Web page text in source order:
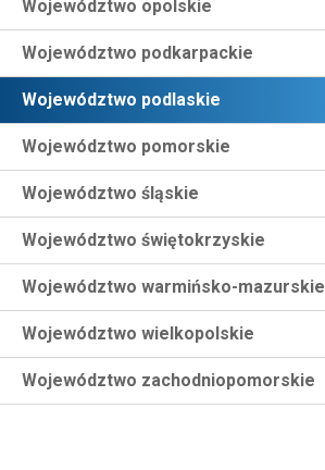
Województwo opolskie
Województwo podkarpackie
Województwo podlaskie
Województwo pomorskie
Województwo śląskie
Województwo świętokrzyskie
Województwo warmińsko-mazurskie
Województwo wielkopolskie
Województwo zachodniopomorskie